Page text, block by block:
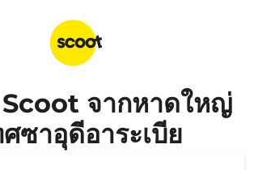
Scoot จากหาดใหญ่
ซาอุดีอาระเบีย